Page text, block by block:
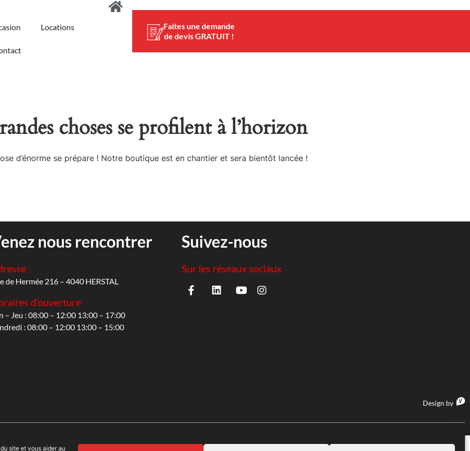
site et vous aider au
Locations
Faites une demande
de devis GRATUIT !
choses se profilent à l’horizon
d’énorme se prépare ! Notre boutique est en chantier et sera bientôt lancée !
nous rencontrer
de Hermée 216 – 4040 HERSTAL
d’ouverture
– Jeu : 08:00 – 12:00 13:00 – 17:00
: 08:00 – 12:00 13:00 – 15:00
Suivez-nous
Sur les réseaux sociaux
Design by